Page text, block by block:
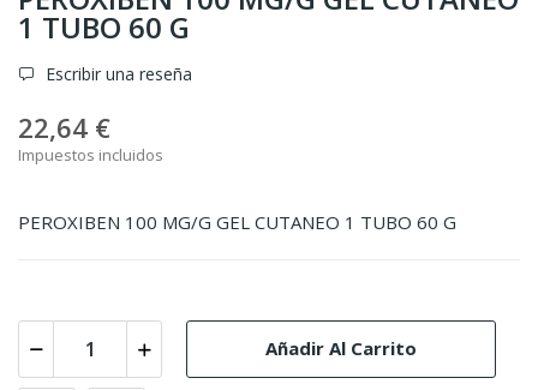
1 TUBO 60 G
Escribir una reseña
22,64 €
Impuestos incluidos
PEROXIBEN 100 MG/G GEL CUTANEO 1 TUBO 60 G
Añadir Al Carrito